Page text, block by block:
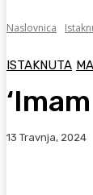
Naslovnica
ISTAKNUTA
13 Travnja, 2024